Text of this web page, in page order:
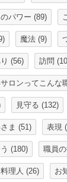
パワー (89)
魔法 (9)
(56) 訪問
ロンってこんな
見守る (132)
ま (51) 表現
(180) 職員
理人 (26) お